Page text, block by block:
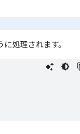
処理されます。